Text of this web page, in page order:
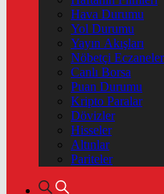
Hava Durumu
Yol Durumu
Yayın Akışları
Nöbetçi Eczaneler
Canlı Borsa
Puan Durumu
Kripto Paralar
Dövizler
Hisseler
Altınlar
Pariteler